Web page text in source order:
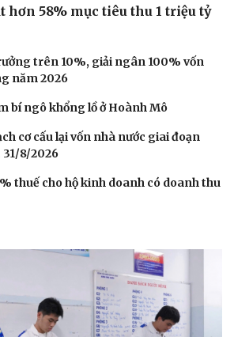
Câu chuyện thời sự
Cửa sổ tình yêu
Kể chuyện cho bé
hơn 58% mục tiêu thu 1 triệu tỷ
trên 10%, giải ngân 100% vốn
năm 2026
bí ngô khổng lồ ở Hoành Mô
cơ cấu lại vốn nhà nước giai đoạn
8/2026
thuế cho hộ kinh doanh có doanh thu